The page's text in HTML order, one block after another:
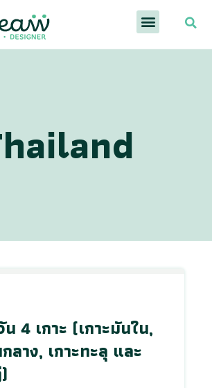
4 เกาะ (เกาะมันใน,
ลาง, เกาะทะลุ และ